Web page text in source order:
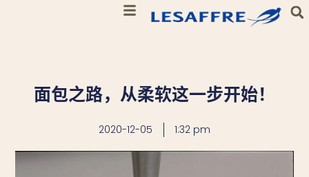
面包之路，从柔软这一步开始！
2020-12-05 1:32 pm